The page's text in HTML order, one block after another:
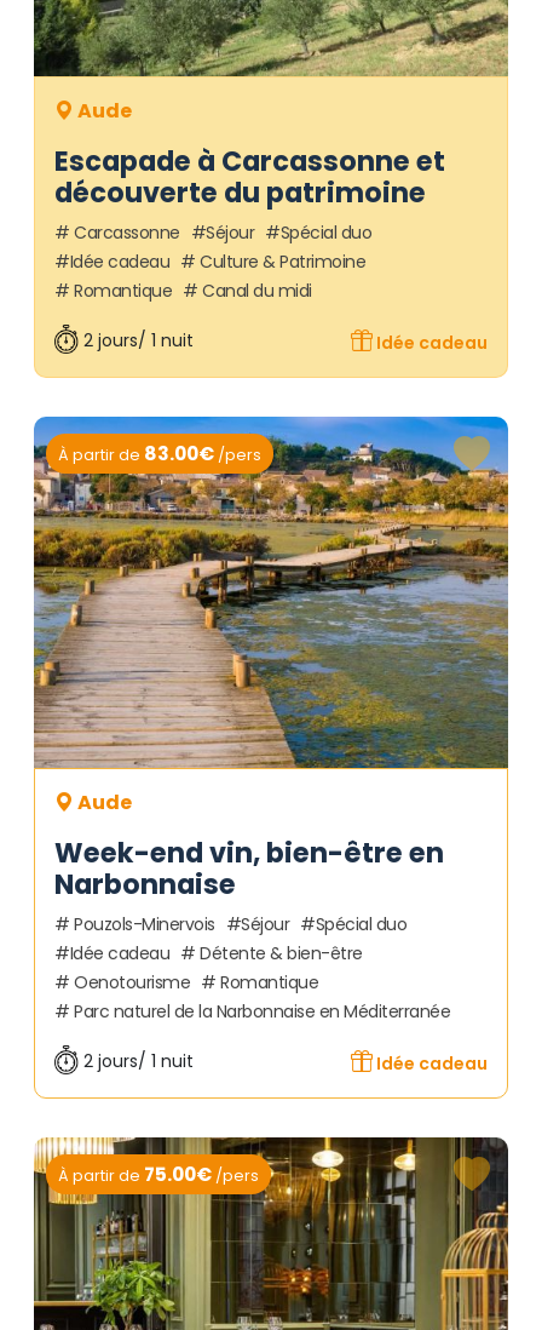
Escapade à Carcassonne et
découverte du patrimoine
Aude
Carcassonne Séjour
Spécial duo
Idée cadeau
Culture & Patrimoine
Romantique
Canal du midi
2 jours/ 1 nuit Idée cadeau
Week-end vin, bien-être en
Narbonnaise
Aude
À partir de 83.00€ /pers
Pouzols-Minervois Séjour
Spécial duo
Idée cadeau
Détente & bien-être
Oenotourisme
Romantique
Parc naturel de la Narbonnaise en Méditerranée
2 jours/ 1 nuit Idée cadeau
À partir de 75.00€ /pers